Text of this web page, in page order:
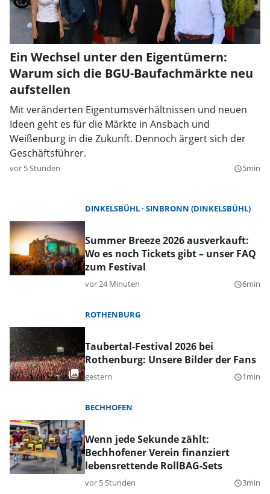
Ein Wechsel unter den Eigentümern:
Warum sich die BGU-Baufachmärkte neu
aufstellen
Mit veränderten Eigentumsverhältnissen und neuen
Ideen geht es für die Märkte in Ansbach und
Weißenburg in die Zukunft. Dennoch ärgert sich der
Geschäftsführer.
vor 5 Stunden query_builder5min
DINKELSBÜHL SINBRONN (DINKELSBÜHL)
Summer Breeze 2026 ausverkauft:
Wo es noch Tickets gibt – unser FAQ
zum Festival
vor 24 Minuten query_builder6min
ROTHENBURG
Taubertal-Festival 2026 bei
Rothenburg: Unsere Bilder der Fans
gestern query_builder1min
BECHHOFEN
Wenn jede Sekunde zählt:
Bechhofener Verein finanziert
lebensrettende RollBAG-Sets
vor 5 Stunden query_builder3min